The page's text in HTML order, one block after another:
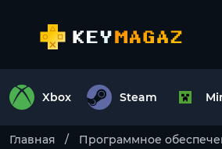
Xbox Steam
Главная Программное